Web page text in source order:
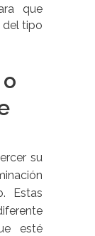
que
del tipo
su
Estas
esté